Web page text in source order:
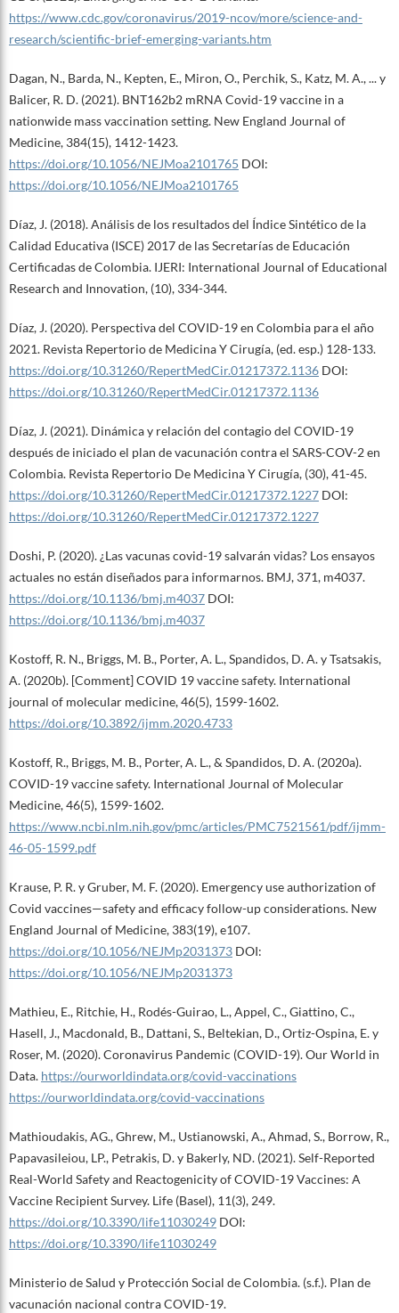
https://www.cdc.gov/coronavirus/2019-ncov/more/science-and-
research/scientific-brief-emerging-variants.htm
Dagan, N., Barda, N., Kepten, E., Miron, O., Perchik, S., Katz, M. A., ... y
Balicer, R. D. (2021). BNT162b2 mRNA Covid-19 vaccine in a
nationwide mass vaccination setting. New England Journal of
Medicine, 384(15), 1412-1423.
https://doi.org/10.1056/NEJMoa2101765 DOI:
https://doi.org/10.1056/NEJMoa2101765
Díaz, J. (2018). Análisis de los resultados del Índice Sintético de la
Calidad Educativa (ISCE) 2017 de las Secretarías de Educación
Certificadas de Colombia. IJERI: International Journal of Educational
Research and Innovation, (10), 334-344.
Díaz, J. (2020). Perspectiva del COVID-19 en Colombia para el año
2021. Revista Repertorio de Medicina Y Cirugía, (ed. esp.) 128-133.
https://doi.org/10.31260/RepertMedCir.01217372.1136DOI:
https://doi.org/10.31260/RepertMedCir.01217372.1136
Díaz, J. (2021). Dinámica y relación del contagio del COVID-19
después de iniciado el plan de vacunación contra el SARS-COV-2 en
Colombia. Revista Repertorio De Medicina Y Cirugía, (30), 41-45.
https://doi.org/10.31260/RepertMedCir.01217372.1227DOI:
https://doi.org/10.31260/RepertMedCir.01217372.1227
Doshi, P. (2020). ¿Las vacunas covid-19 salvarán vidas? Los ensayos
actuales no están diseñados para informarnos. BMJ, 371, m4037.
https://doi.org/10.1136/bmj.m4037DOI:
https://doi.org/10.1136/bmj.m4037
Kostoff, R. N., Briggs, M. B., Porter, A. L., Spandidos, D. A. y Tsatsakis,
A. (2020b). [Comment] COVID 19 vaccine safety. International
journal of molecular medicine, 46(5), 1599-1602.
https://doi.org/10.3892/ijmm.2020.4733
Kostoff, R., Briggs, M. B., Porter, A. L., & Spandidos, D. A. (2020a).
COVID-19 vaccine safety. International Journal of Molecular
Medicine, 46(5), 1599-1602.
https://www.ncbi.nlm.nih.gov/pmc/articles/PMC7521561/pdf/ijmm-
46-05-1599.pdf
Krause, P. R. y Gruber, M. F. (2020). Emergency use authorization of
Covid vaccines—safety and efficacy follow-up considerations. New
England Journal of Medicine, 383(19), e107.
https://doi.org/10.1056/NEJMp2031373DOI:
https://doi.org/10.1056/NEJMp2031373
Mathieu, E., Ritchie, H., Rodés-Guirao, L., Appel, C., Giattino, C.,
Hasell, J., Macdonald, B., Dattani, S., Beltekian, D., Ortiz-Ospina, E. y
Roser, M. (2020). Coronavirus Pandemic (COVID-19). Our World in
Data. https://ourworldindata.org/covid-vaccinations
https://ourworldindata.org/covid-vaccinations
Mathioudakis, AG., Ghrew, M., Ustianowski, A., Ahmad, S., Borrow, R.,
Papavasileiou, LP., Petrakis, D. y Bakerly, ND. (2021). Self-Reported
Real-World Safety and Reactogenicity of COVID-19 Vaccines: A
Vaccine Recipient Survey. Life (Basel), 11(3), 249.
https://doi.org/10.3390/life11030249DOI:
https://doi.org/10.3390/life11030249
Ministerio de Salud y Protección Social de Colombia. (s.f.). Plan de
vacunación nacional contra COVID-19.